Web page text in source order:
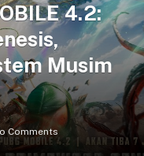
4.2:
Musim
Comments